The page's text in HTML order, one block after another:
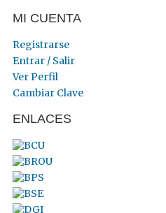
MI CUENTA
Registrarse
Entrar / Salir
Ver Perfil
Cambiar Clave
ENLACES